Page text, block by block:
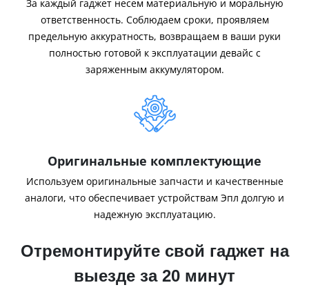
За каждый гаджет несем материальную и моральную
ответственность. Соблюдаем сроки, проявляем
предельную аккуратность, возвращаем в ваши руки
полностью готовой к эксплуатации девайс с
заряженным аккумулятором.
Оригинальные комплектующие
Используем оригинальные запчасти и качественные
аналоги, что обеспечивает устройствам Эпл долгую и
надежную эксплуатацию.
Отремонтируйте свой гаджет на
выезде за 20 минут